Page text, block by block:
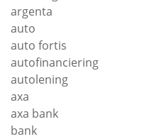
argenta
auto
auto fortis
autofinanciering
autolening
axa
axa bank
bank